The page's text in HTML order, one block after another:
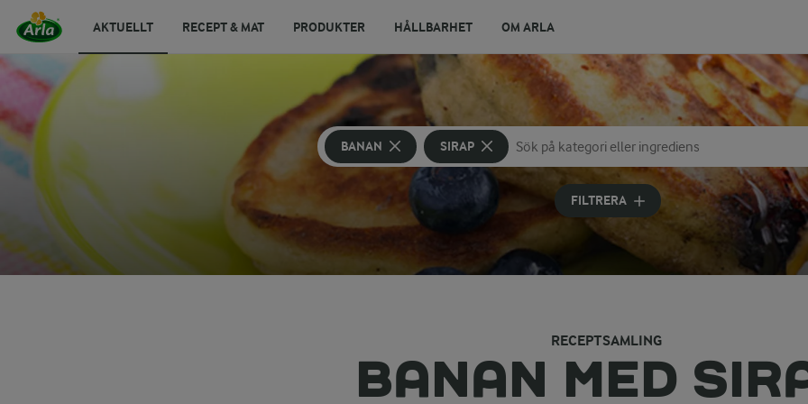
AKTUELLT RECEPT & MAT PRODUKTER HÅLLBARHET OM ARLA
BANAN SIRAP
Sök på kategori eller ingrediens
Skriv in sökord för att få förslag
FILTRERA
RECEPTSAMLING
BANAN MED